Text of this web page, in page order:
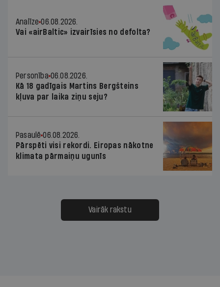
Analīze 06.08.2026.
Vai «airBaltic» izvairīsies no defolta?
Personība 06.08.2026.
Kā 18 gadīgais Martins Bergšteins
kļuva par laika ziņu seju?
Pasaulē 06.08.2026.
Pārspēti visi rekordi. Eiropas nākotne
klimata pārmaiņu ugunīs
Vairāk rakstu